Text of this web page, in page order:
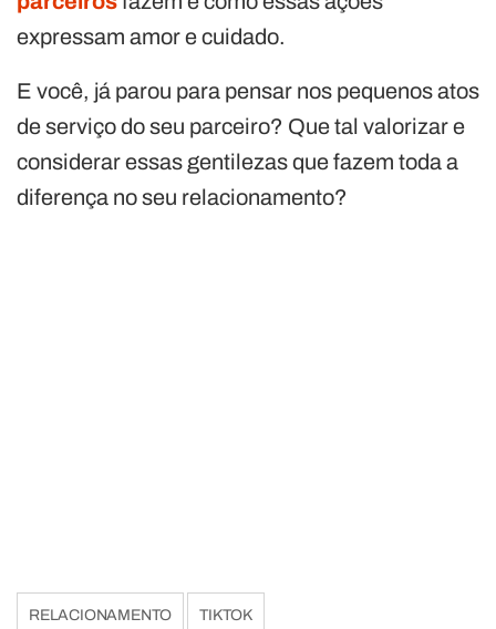
expressam amor e cuidado.
E você, já parou para pensar nos pequenos atos
de serviço do seu parceiro? Que tal valorizar e
considerar essas gentilezas que fazem toda a
diferença no seu relacionamento?
RELACIONAMENTO TIKTOK